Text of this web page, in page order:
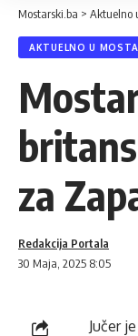
Mostarski.ba > Aktuelno
AKTUELNO U
za
30 Maja, 2025 8:05
Redakcija Portala
Jučer